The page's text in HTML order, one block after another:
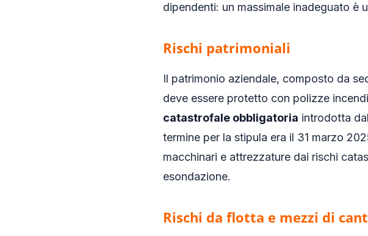
dipendenti: un massimale inadeguato è
Rischi patrimoniali
Il patrimonio aziendale, composto da
deve essere protetto con polizze
catastrofale obbligatoria introdotta
termine per la stipula era il 31 marzo
macchinari e attrezzature dai rischi
esondazione.
Rischi da flotta e mezzi di